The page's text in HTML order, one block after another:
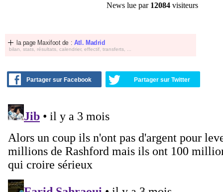
News lue par 12084 visiteurs
la page Maxifoot de : Atl. Madrid
bilan, stats, résultats, calendrier, effectif, transferts, ...
Partager sur Facebook Partager sur Twitter